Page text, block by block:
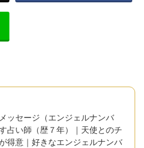
ッセージ（エンジェルナンバ
占い師（歴７年）｜天使とのチ
得意｜好きなエンジェルナンバ